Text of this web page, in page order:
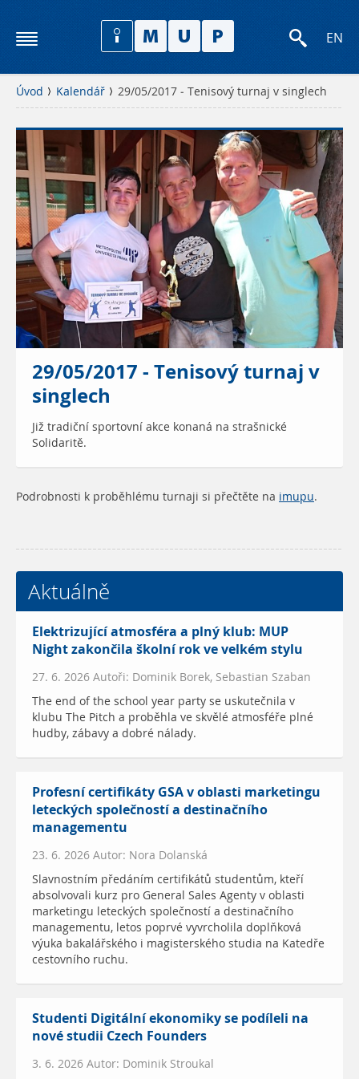
EN
Úvod Kalendář 29/05/2017 - Tenisový turnaj v singlech
29/05/2017 - Tenisový turnaj v
singlech
Již tradiční sportovní akce konaná na strašnické
Solidaritě.
Podrobnosti k proběhlému turnaji si přečtěte na imupu.
Aktuálně
Elektrizující atmosféra a plný klub: MUP
Night zakončila školní rok ve velkém stylu
27. 6. 2026 Autoři: Dominik Borek, Sebastian Szaban
The end of the school year party se uskutečnila v
klubu The Pitch a proběhla ve skvělé atmosféře plné
hudby, zábavy a dobré nálady.
Profesní certifikáty GSA v oblasti marketingu
leteckých společností a destinačního
managementu
23. 6. 2026 Autor: Nora Dolanská
Slavnostním předáním certifikátů studentům, kteří
absolvovali kurz pro General Sales Agenty v oblasti
marketingu leteckých společností a destinačního
managementu, letos poprvé vyvrcholila doplňková
výuka bakalářského i magisterského studia na Katedře
cestovního ruchu.
Studenti Digitální ekonomiky se podíleli na
nové studii Czech Founders
3. 6. 2026 Autor: Dominik Stroukal